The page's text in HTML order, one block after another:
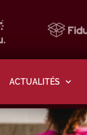
ACTUALITÉS